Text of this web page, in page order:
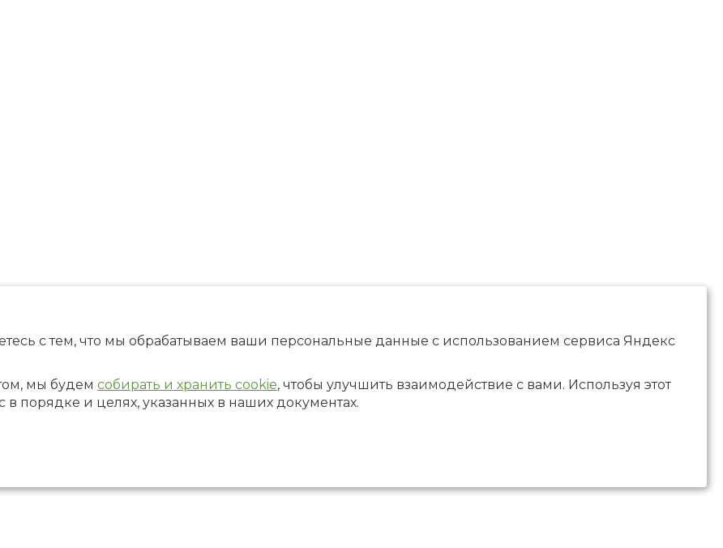
с тем, что мы обрабатываем ваши персональные данные с использованием сервиса Яндекс
мы будем собирать и хранить cookie, чтобы улучшить взаимодействие с вами. Используя этот
в порядке и целях, указанных в наших документах.